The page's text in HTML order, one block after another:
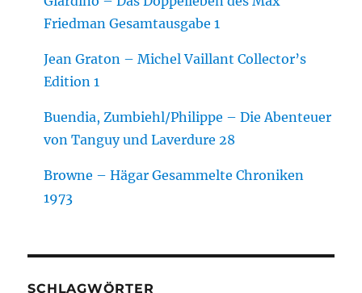
Friedman Gesamtausgabe 1
Jean Graton – Michel Vaillant Collector’s
Edition 1
Buendia, Zumbiehl/Philippe – Die Abenteuer
von Tanguy und Laverdure 28
Browne – Hägar Gesammelte Chroniken
1973
SCHLAGWÖRTER